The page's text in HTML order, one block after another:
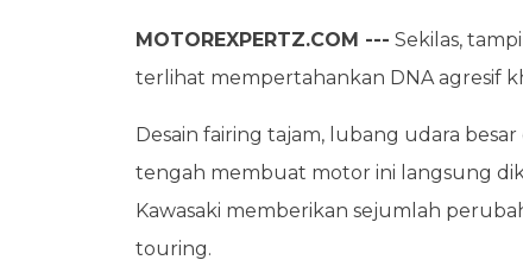
MOTOREXPERTZ.COM --- Sekilas,
terlihat mempertahankan DNA agresif
Desain fairing tajam, lubang udara
tengah membuat motor ini langsung
Kawasaki memberikan sejumlah
touring.